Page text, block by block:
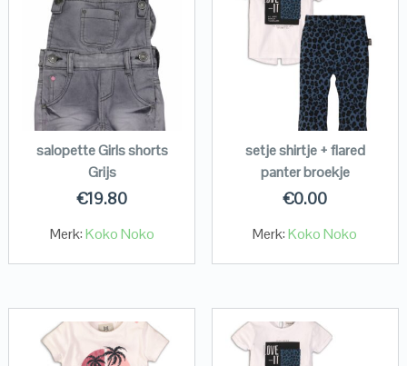
salopette Girls shorts
Grijs
€19.80
Merk:Koko Noko
setje shirtje + flared
panter broekje
€0.00
Merk:Koko Noko